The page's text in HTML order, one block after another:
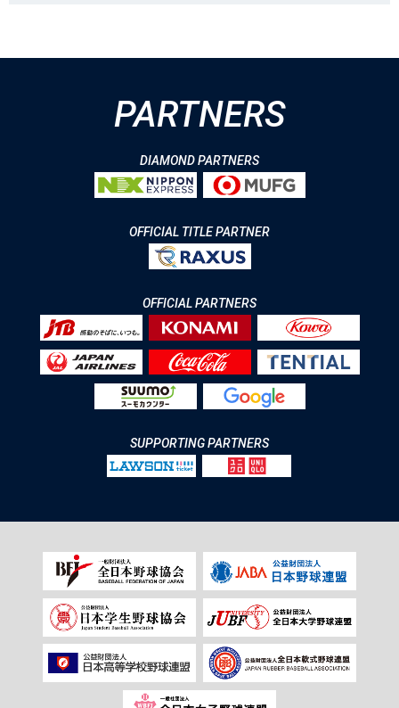
PARTNERS
DIAMOND PARTNERS
OFFICIAL TITLE PARTNER
OFFICIAL PARTNERS
SUPPORTING PARTNERS